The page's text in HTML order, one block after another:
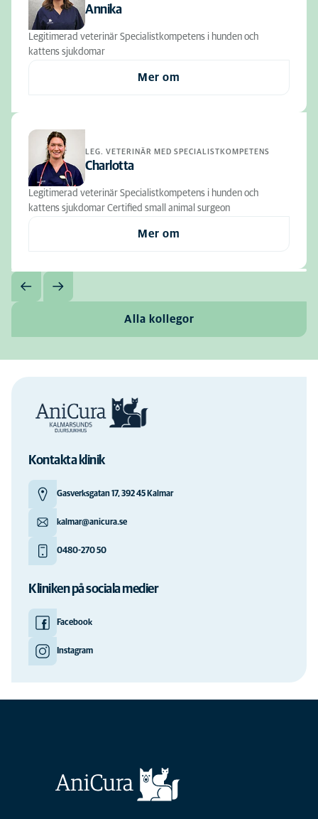
Annika
Legitimerad veterinär Specialistkompetens i hunden och
kattens sjukdomar
Mer om
LEG. VETERINÄR MED SPECIALISTKOMPETENS
Charlotta
Legitimerad veterinär Specialistkompetens i hunden och
kattens sjukdomar Certified small animal surgeon
Mer om
Alla kollegor
Kontakta klinik
Gasverksgatan 17, 392 45 Kalmar
kalmar@anicura.se
0480-270 50
Kliniken på sociala medier
Facebook
Instagram